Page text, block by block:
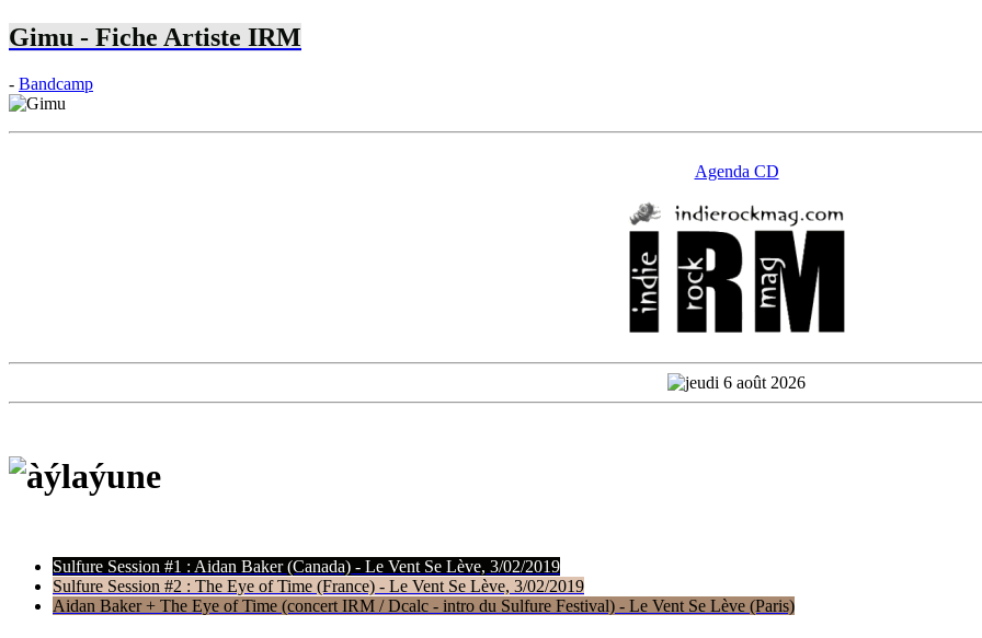
Gimu - Fiche Artiste IRM
- Bandcamp
Agenda CD
Sulfure Session #1 : Aidan Baker (Canada) - Le Vent Se Lève, 3/02/2019
Sulfure Session #2 : The Eye of Time (France) - Le Vent Se Lève, 3/02/2019
Aidan Baker + The Eye of Time (concert IRM / Dcalc - intro du Sulfure Festival) - Le Vent Se Lève (Paris)